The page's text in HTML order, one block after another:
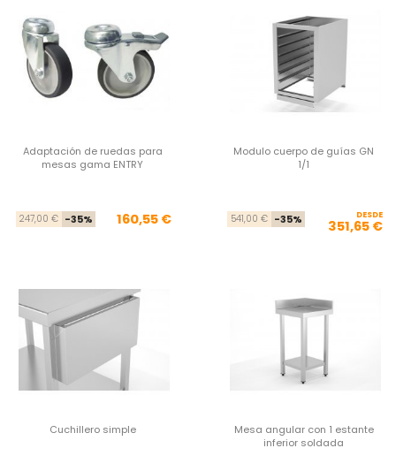
Adaptación de ruedas para
mesas gama ENTRY
Precio base
247,00 € -35% Precio
160,55 €
Modulo cuerpo de guías GN
1/1
541,00 € -35% DESDE
351,65 €
Cuchillero simple
Mesa angular con 1 estante
inferior soldada